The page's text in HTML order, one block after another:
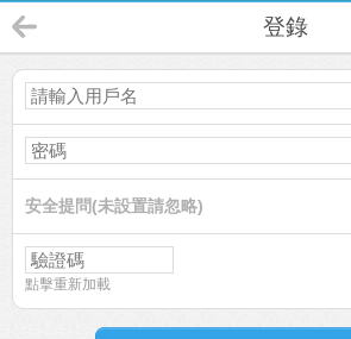
登錄
安全提問(未設置請忽略)
點擊重新加載